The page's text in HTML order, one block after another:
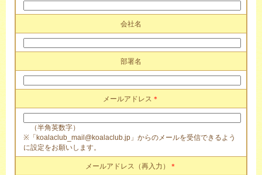
会社名
部署名
メールアドレス ＊
（半角英数字）
※「koalaclub_mail@koalaclub.jp」からのメールを受信できるよう
に設定をお願いします。
メールアドレス（再入力） ＊